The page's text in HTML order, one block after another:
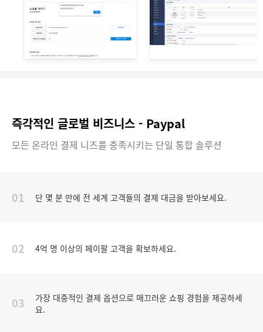
즉각적인 글로벌 비즈니스 - Paypal
모든 온라인 결제 니즈를 충족시키는 단일 통합 솔루션
01 단 몇 분 만에 전 세계 고객들의 결제 대금을 받아보세요.
02 4억 명 이상의 페이팔 고객을 확보하세요.
03
가장 대중적인 결제 옵션으로 매끄러운 쇼핑 경험을 제공하세
요.